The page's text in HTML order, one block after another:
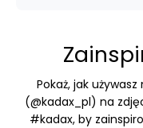
Pokaż, jak
(@kadax_pl) na
#kadax, by